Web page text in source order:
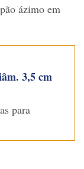
ázimo em
3,5 cm
para